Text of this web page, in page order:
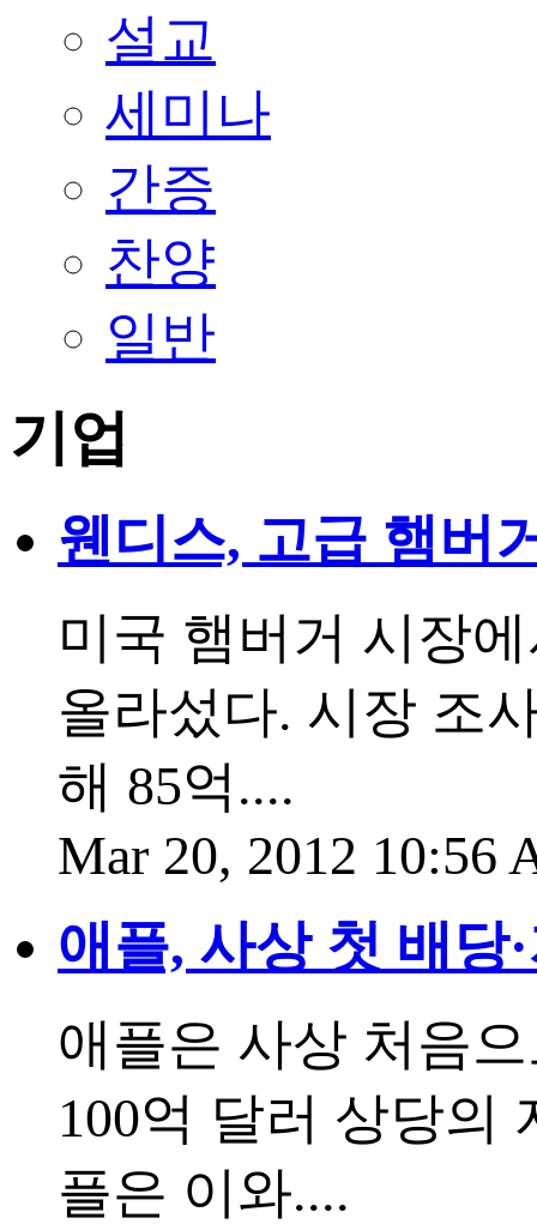
설교
세미나
간증
찬양
일반
기업
웬디스, 고급 햄버
미국 햄버거 시장
올라섰다. 시장 조
해 85억....
Mar 20, 2012 10:56
애플, 사상 첫 배당
애플은 사상 처음
100억 달러 상당의
플은 이와....